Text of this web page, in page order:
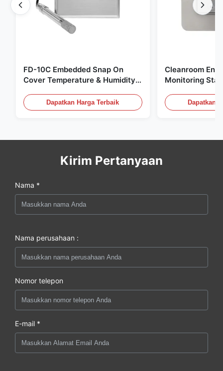
FD-10C Embedded Snap On
Cover Temperature & Humidity
MonitorDapatkan Harga Terbaik
Cleanroom
Monitoring
20mA/RS485
Deteksi Asap
Dapatkan
Kirim Pertanyaan
Nama *
Nama perusahaan :
Nomor telepon
E-mail *